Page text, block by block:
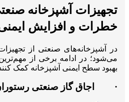
تجهیزات آشپزخانه
خطرات و افزایش
در آشپزخانه‌های صنعتی از
می‌شود؛ در ادامه برخی از مهم‌ترین
بهبود سطح ایمنی آشپزخانه کمک
· اجاق گاز صنعتی